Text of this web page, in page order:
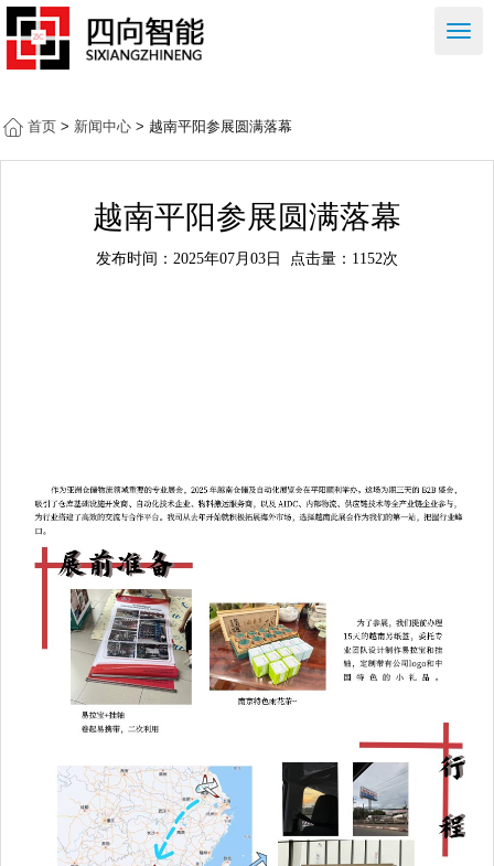
右
首页 > 新闻中心 > 越南平阳参展圆满落幕
越南平阳参展圆满落幕
发布时间：2025年07月03日 点击量：1152次